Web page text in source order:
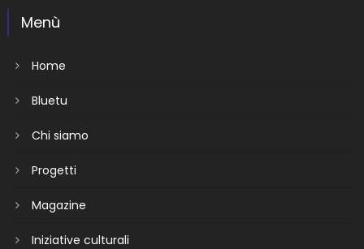
Menù
Home
Bluetu
Chi siamo
Progetti
Magazine
Iniziative culturali